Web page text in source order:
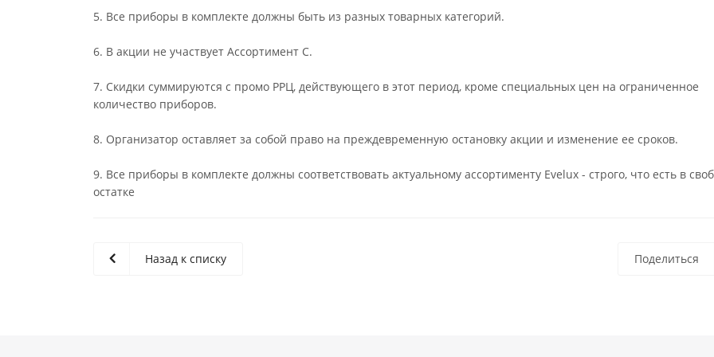
5. Все приборы в комплекте должны быть из разных товарных категорий.
6. В акции не участвует Ассортимент С.
7. Скидки суммируются с промо РРЦ, действующего в этот период, кроме специальных цен на ограниченное
количество приборов.
8. Организатор оставляет за собой право на преждевременную остановку акции и изменение ее сроков.
9. Все приборы в комплекте должны соответствовать актуальному ассортименту Evelux - строго, что есть в
остатке
Поделиться
Назад к списку